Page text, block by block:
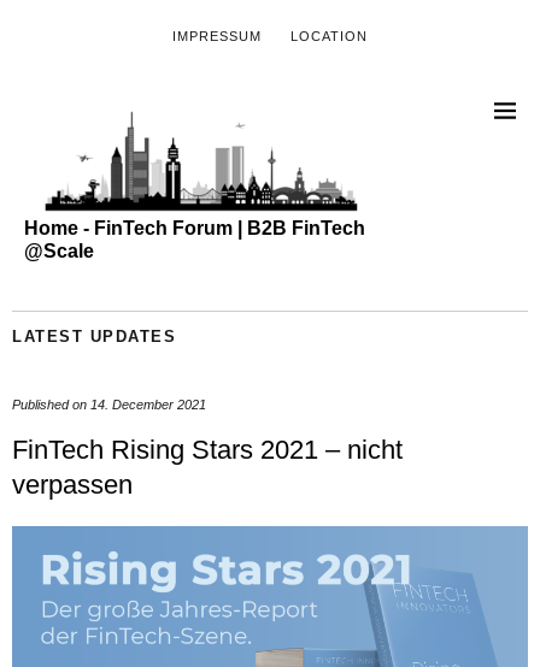
IMPRESSUM LOCATION
Home - FinTech Forum | B2B FinTech
@Scale
LATEST UPDATES
Published on 14. December 2021
FinTech Rising Stars 2021 – nicht
verpassen